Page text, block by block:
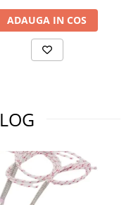
ADAUGA IN COS